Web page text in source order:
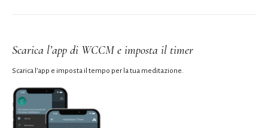
Scarica l’app di WCCM e imposta il timer
Scarica l’app e imposta il tempo per la tua meditazione.